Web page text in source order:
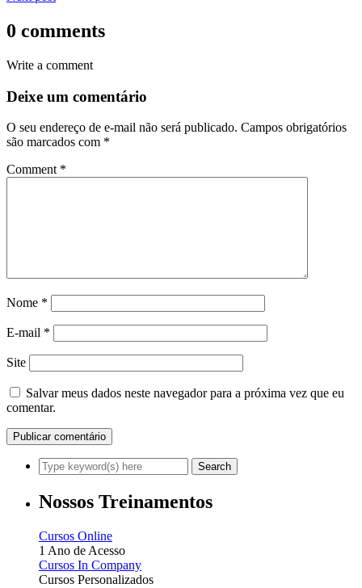
0 comments
Write a comment
Deixe um comentário
O seu endereço de e-mail não será publicado. Campos obrigatórios
são marcados com *
Comment *
Nome *
E-mail *
Site
Salvar meus dados neste navegador para a próxima vez que eu
comentar.
Nossos Treinamentos
Cursos Online
1 Ano de Acesso
Cursos In Company
Cursos Personalizados